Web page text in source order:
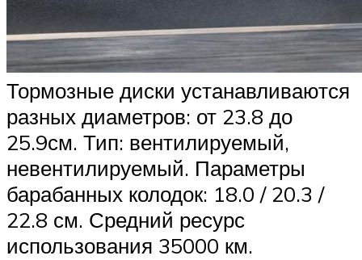
Тормозные диски устанавливаются
разных диаметров: от 23.8 до
25.9см. Тип: вентилируемый,
невентилируемый. Параметры
барабанных колодок: 18.0 / 20.3 /
22.8 см. Средний ресурс
использования 35000 км.